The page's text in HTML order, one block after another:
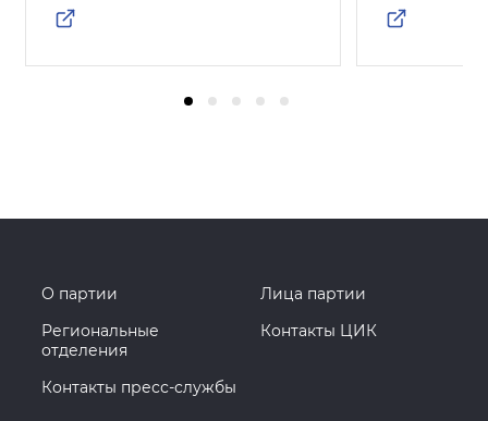
О партии
Лица партии
Региональные
отделения
Контакты ЦИК
Контакты пресс-службы